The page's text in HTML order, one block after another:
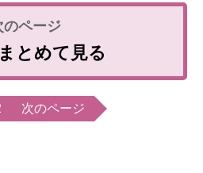
とめて見る
次のページ